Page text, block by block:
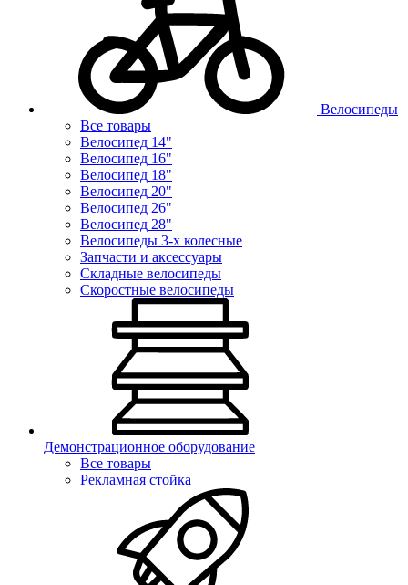
Велосипеды
Все товары
Велосипед 14"
Велосипед 16"
Велосипед 18"
Велосипед 20"
Велосипед 26"
Велосипед 28"
Велосипеды 3-х колесные
Запчасти и аксессуары
Складные велосипеды
Скоростные велосипеды
Демонстрационное оборудование
Все товары
Рекламная стойка